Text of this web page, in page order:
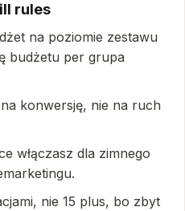
rules
na poziomie zestawu
budżetu per grupa
konwersję, nie na ruch
włączasz dla zimnego
nie 15 plus, bo zbyt